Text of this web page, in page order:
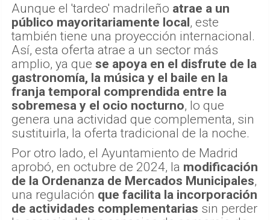
Aunque el 'tardeo' madrileño atrae a un
público mayoritariamente local, este
también tiene una proyección internacional.
Así, esta oferta atrae a un sector más
amplio, ya que se apoya en el disfrute de la
gastronomía, la música y el baile en la
franja temporal comprendida entre la
sobremesa y el ocio nocturno, lo que
genera una actividad que complementa, sin
sustituirla, la oferta tradicional de la noche.
Por otro lado, el Ayuntamiento de Madrid
aprobó, en octubre de 2024, la modificación
de la Ordenanza de Mercados Municipales,
una regulación que facilita la incorporación
de actividades complementarias sin perder